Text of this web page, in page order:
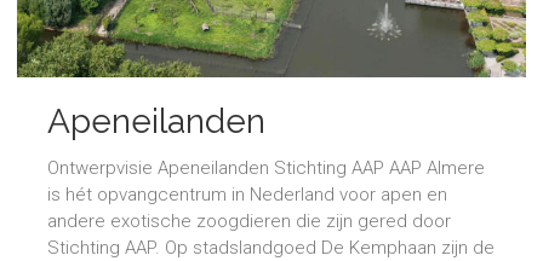
Apeneilanden
Ontwerpvisie Apeneilanden Stichting AAP AAP Almere
is hét opvangcentrum in Nederland voor apen en
andere exotische zoogdieren die zijn gered door
Stichting AAP. Op stadslandgoed De Kemphaan zijn de